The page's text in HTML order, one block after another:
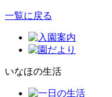
一覧に戻る
いなほの生活